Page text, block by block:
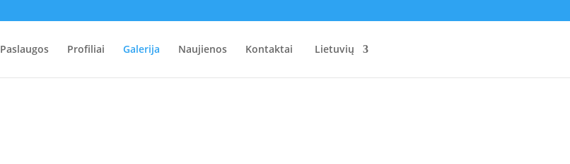
Paslaugos Profiliai Galerija Naujienos Kontaktai Lietuvių